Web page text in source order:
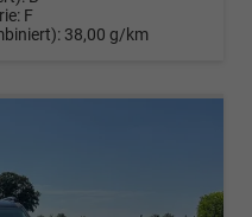
F
38,00 g/km